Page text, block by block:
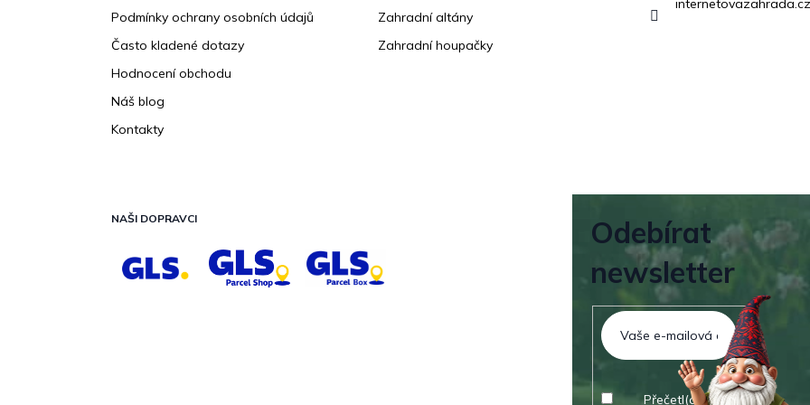
Podmínky ochrany osobních údajů
Často kladené dotazy
Hodnocení obchodu
Náš blog
Kontakty
Zahradní altány
Zahradní houpačky
NAŠI DOPRAVCI
Odebírat
newsletter
Přečetl(a) jsem